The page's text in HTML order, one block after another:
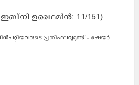
ഉഥൈമീന്‍: 11/151)
പ്രതിഫലവുമുണ്ട് - ഷെയര്‍